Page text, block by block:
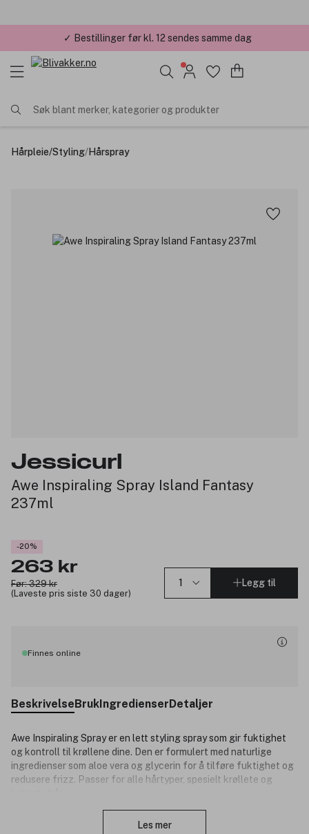
✓ Bestillinger før kl. 12 sendes samme dag
✓ Årets Nettbutikk 2026 og 2025
Søk blant merker, kategorier og produkter
Hårpleie/Styling/Hårspray
Jessicurl
Awe Inspiraling Spray Island Fantasy
237ml
-20%
263 kr
Før: 329 kr
(Laveste pris siste 30 dager)
Legg til
Finnes online
BeskrivelseBrukIngredienserDetaljer
Awe Inspiraling Spray er en lett styling spray som gir fuktighet
og kontroll til krøllene dine. Den er formulert med naturlige
ingredienser som aloe vera og glycerin for å tilføre fuktighet og
redusere frizz. Passer for alle hårtyper, spesielt krøllete og
Les mer